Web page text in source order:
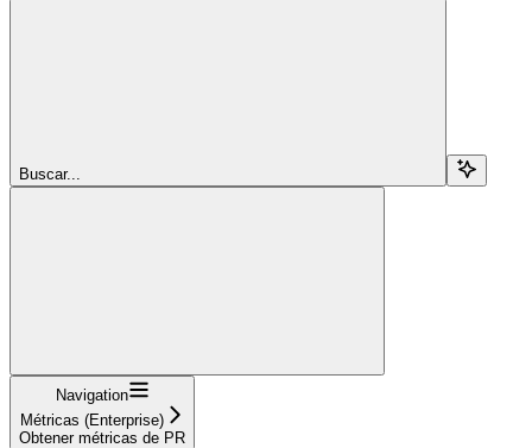
Buscar...
Navigation
Métricas (Enterprise)
Obtener métricas de PR